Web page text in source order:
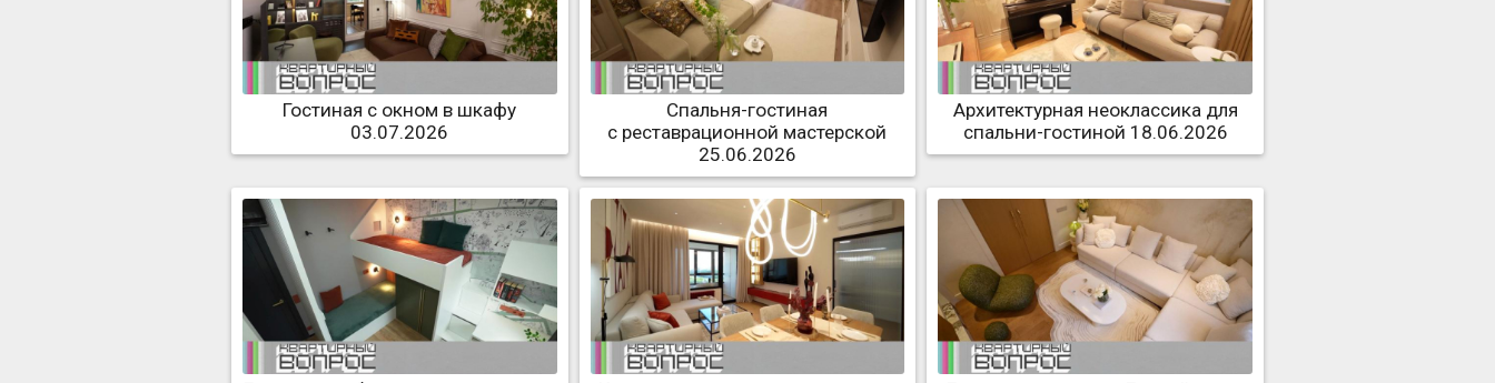
Гостиная с окном в шкафу
03.07.2026
Спальня-гостиная
с реставрационной мастерской
25.06.2026
Архитектурная неоклассика для
спальни-гостиной 18.06.2026